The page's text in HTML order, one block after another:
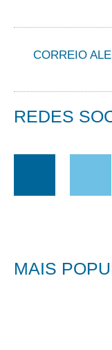
CORREIO
REDES
MAIS